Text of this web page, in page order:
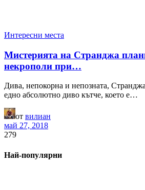
Интересни места
Мистерията на Странджа
некрополи при…
Дива, непокорна и непозната,
едно абсолютно диво кътче, което е…
от вилиан
май 27, 2018
279
Най-популярни